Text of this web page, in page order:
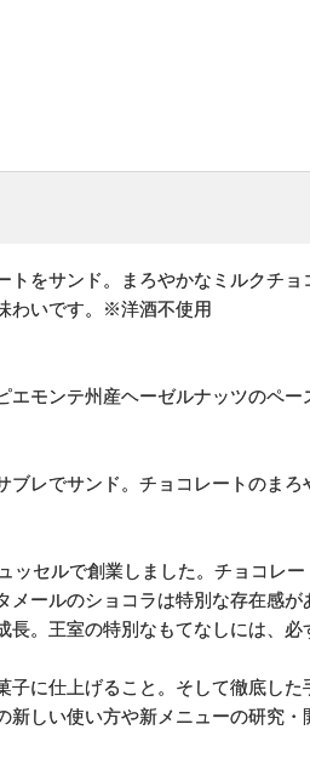
をサンド。まろやかなミルクチ
わいです。※洋酒不使用
モンテ州産ヘーゼルナッツのペ
レでサンド。チョコレートのまろ
ッセルで創業しました。チョコレ
ールのショコラは特別な存在感
。王室の特別なもてなしには、
に仕上げること。そして徹底した
しい使い方や新メニューの研究